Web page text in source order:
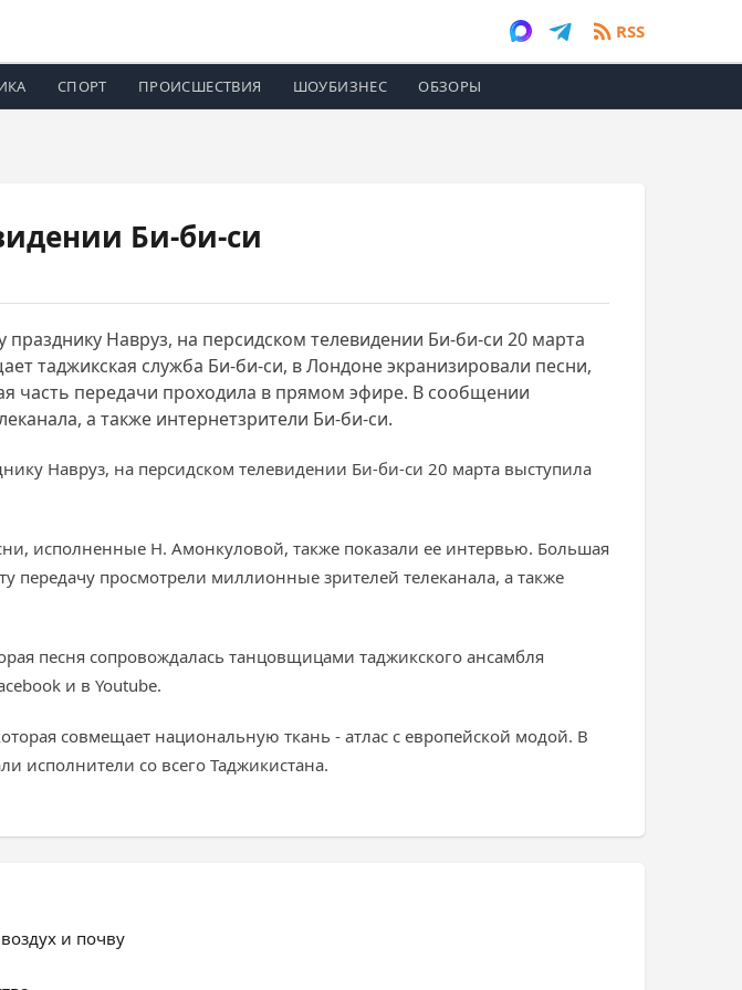
RSS
СПОРТ ПРОИСШЕСТВИЯ ШОУБИЗНЕС ОБЗОРЫ
Би-би-си
Навруз, на персидском телевидении Би-би-си 20 марта
таджикская служба Би-би-си, в Лондоне экранизировали песни,
часть передачи проходила в прямом эфире. В сообщении
а также интернетзрители Би-би-си.
Навруз, на персидском телевидении Би-би-си 20 марта выступила
исполненные Н. Амонкуловой, также показали ее интервью. Большая
передачу просмотрели миллионные зрителей телеканала, а также
песня сопровождалась танцовщицами таджикского ансамбля
и в Youtube.
совмещает национальную ткань - атлас с европейской модой. В
исполнители со всего Таджикистана.
и почву